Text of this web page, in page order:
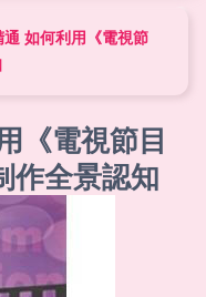
如何利用《電視節
《電視節目
作全景認知